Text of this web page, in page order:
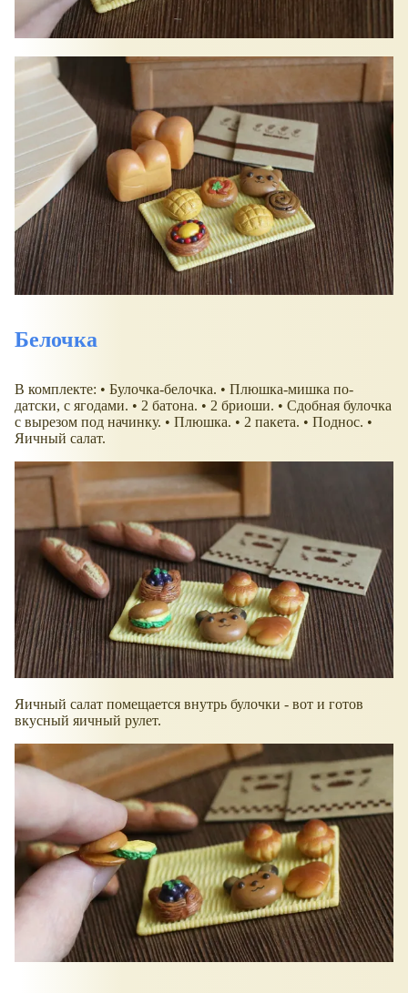
Белочка
В комплекте: • Булочка-белочка. • Плюшка-мишка по-
датски, с ягодами. • 2 батона. • 2 бриоши. • Сдобная булочка
с вырезом под начинку. • Плюшка. • 2 пакета. • Поднос. •
Яичный салат.
Яичный салат помещается внутрь булочки - вот и готов
вкусный яичный рулет.